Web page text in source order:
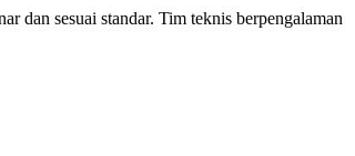
dan sesuai standar. Tim teknis berpengalaman